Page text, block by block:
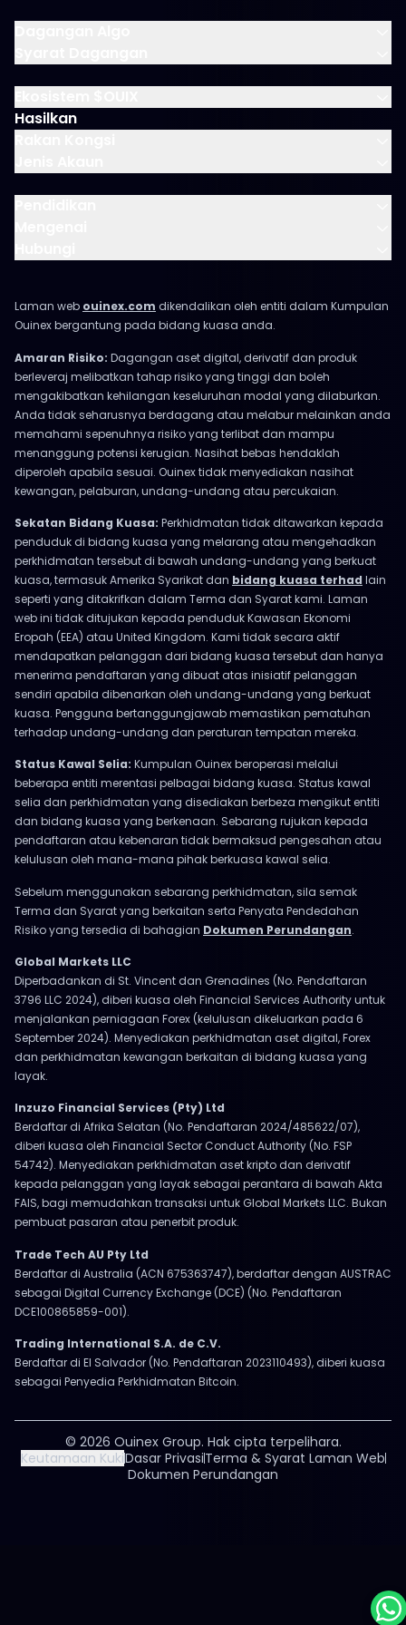
Hasilkan
Laman web ouinex.com dikendalikan oleh entiti dalam Kumpulan
Ouinex bergantung pada bidang kuasa anda.
Amaran Risiko: Dagangan aset digital, derivatif dan produk
berleveraj melibatkan tahap risiko yang tinggi dan boleh
mengakibatkan kehilangan keseluruhan modal yang dilaburkan.
Anda tidak seharusnya berdagang atau melabur melainkan anda
memahami sepenuhnya risiko yang terlibat dan mampu
menanggung potensi kerugian. Nasihat bebas hendaklah
diperoleh apabila sesuai. Ouinex tidak menyediakan nasihat
kewangan, pelaburan, undang-undang atau percukaian.
Sekatan Bidang Kuasa: Perkhidmatan tidak ditawarkan kepada
penduduk di bidang kuasa yang melarang atau mengehadkan
perkhidmatan tersebut di bawah undang-undang yang berkuat
kuasa, termasuk Amerika Syarikat dan bidang kuasa terhad lain
seperti yang ditakrifkan dalam Terma dan Syarat kami. Laman
web ini tidak ditujukan kepada penduduk Kawasan Ekonomi
Eropah (EEA) atau United Kingdom. Kami tidak secara aktif
mendapatkan pelanggan dari bidang kuasa tersebut dan hanya
menerima pendaftaran yang dibuat atas inisiatif pelanggan
sendiri apabila dibenarkan oleh undang-undang yang berkuat
kuasa. Pengguna bertanggungjawab memastikan pematuhan
terhadap undang-undang dan peraturan tempatan mereka.
Status Kawal Selia: Kumpulan Ouinex beroperasi melalui
beberapa entiti merentasi pelbagai bidang kuasa. Status kawal
selia dan perkhidmatan yang disediakan berbeza mengikut entiti
dan bidang kuasa yang berkenaan. Sebarang rujukan kepada
pendaftaran atau kebenaran tidak bermaksud pengesahan atau
kelulusan oleh mana-mana pihak berkuasa kawal selia.
Sebelum menggunakan sebarang perkhidmatan, sila semak
Terma dan Syarat yang berkaitan serta Penyata Pendedahan
Risiko yang tersedia di bahagian Dokumen Perundangan.
Global Markets LLC
Diperbadankan di St. Vincent dan Grenadines (No. Pendaftaran
3796 LLC 2024), diberi kuasa oleh Financial Services Authority untuk
menjalankan perniagaan Forex (kelulusan dikeluarkan pada 6
September 2024). Menyediakan perkhidmatan aset digital, Forex
dan perkhidmatan kewangan berkaitan di bidang kuasa yang
layak.
Inzuzo Financial Services (Pty) Ltd
Berdaftar di Afrika Selatan (No. Pendaftaran 2024/485622/07),
diberi kuasa oleh Financial Sector Conduct Authority (No. FSP
54742). Menyediakan perkhidmatan aset kripto dan derivatif
kepada pelanggan yang layak sebagai perantara di bawah Akta
FAIS, bagi memudahkan transaksi untuk Global Markets LLC. Bukan
pembuat pasaran atau penerbit produk.
Trade Tech AU Pty Ltd
Berdaftar di Australia (ACN 675363747), berdaftar dengan AUSTRAC
sebagai Digital Currency Exchange (DCE) (No. Pendaftaran
DCE100865859-001).
Trading International S.A. de C.V.
Berdaftar di El Salvador (No. Pendaftaran 2023110493), diberi kuasa
sebagai Penyedia Perkhidmatan Bitcoin.
© 2026 Ouinex Group. Hak cipta terpelihara.
Keutamaan KukiDasar PrivasiTerma & Syarat Laman Web
Dokumen Perundangan